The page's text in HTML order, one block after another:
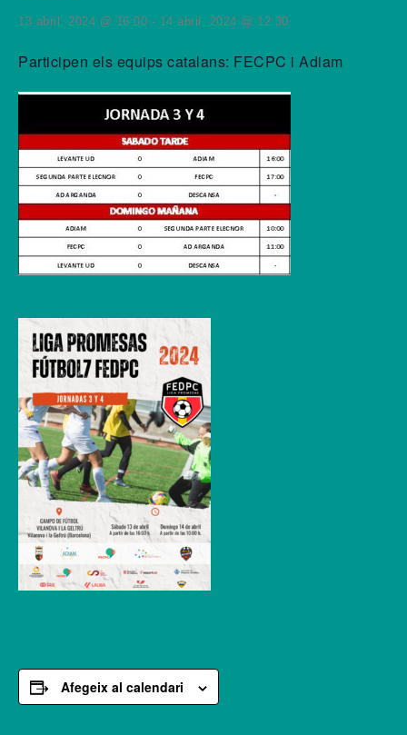
13 abril, 2024 @ 16:00 - 14 abril, 2024 @ 12:30
Participen els equips catalans: FECPC i Adiam
Afegeix al calendari